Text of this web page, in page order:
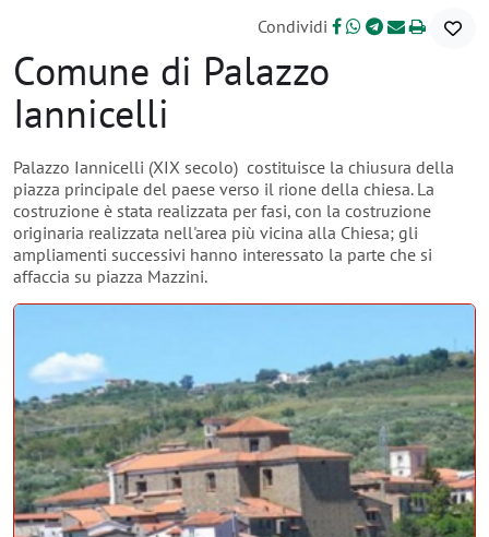
Condividi
Comune di Palazzo
Iannicelli
Palazzo Iannicelli (XIX secolo) costituisce la chiusura della
piazza principale del paese verso il rione della chiesa. La
costruzione è stata realizzata per fasi, con la costruzione
originaria realizzata nell'area più vicina alla Chiesa; gli
ampliamenti successivi hanno interessato la parte che si
affaccia su piazza Mazzini.